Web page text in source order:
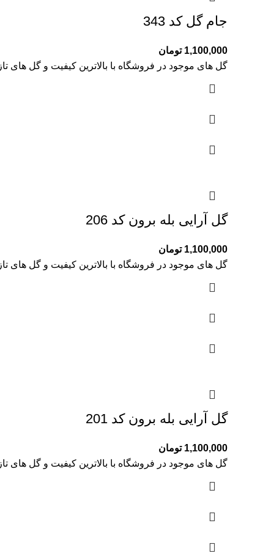
جام گل کد 343
1,100,000 تومان
گل های موجود در فروشگاه با بالاترین کیفیت و گل های
گل آرایی بله برون کد 206
1,100,000 تومان
گل های موجود در فروشگاه با بالاترین کیفیت و گل های
گل آرایی بله برون کد 201
1,100,000 تومان
گل های موجود در فروشگاه با بالاترین کیفیت و گل های